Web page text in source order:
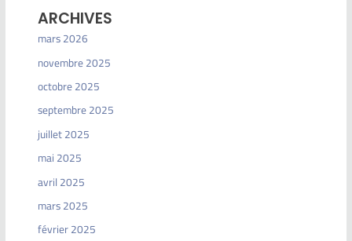
ARCHIVES
mars 2026
novembre 2025
octobre 2025
septembre 2025
juillet 2025
mai 2025
avril 2025
mars 2025
février 2025